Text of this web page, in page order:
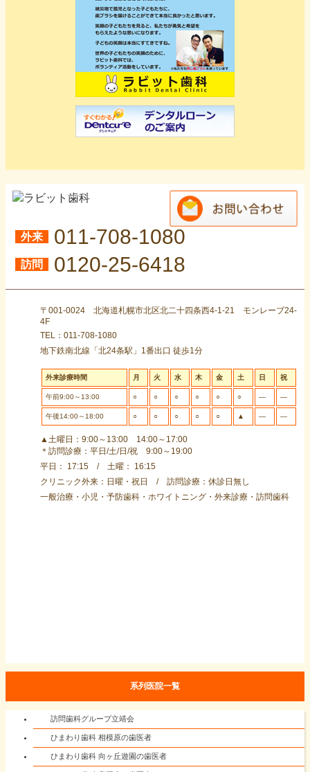
外来 011-708-1080
訪問 0120-25-6418
〒001-0024 北海道札幌市北区北二十四条西4-1-21 モンレーブ24-
4F
TEL：011-708-1080
地下鉄南北線「北24条駅」1番出口 徒歩1分
外来診療時間 月 火 水 木 金 土 日 祝
午前9:00～13:00 ○ ○ ○ ○ ○ ○ ― ―
午後14:00～18:00 ○ ○ ○ ○ ○ ▲ ― ―
▲土曜日：9:00～13:00 14:00～17:00
＊訪問診療：平日/土/日/祝 9:00～19:00
平日： 17:15 / 土曜： 16:15
クリニック外来：日曜・祝日 / 訪問診療：休診日無し
一般治療・小児・予防歯科・ホワイトニング・外来診療・訪問歯科
系列医院一覧
訪問歯科グループ立靖会
ひまわり歯科 相模原の歯医者
ひまわり歯科 向ヶ丘遊園の歯医者